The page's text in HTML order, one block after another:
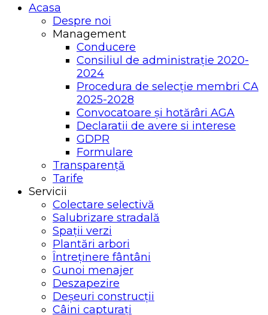
Acasa
Despre noi
Management
Conducere
Consiliul de administrație 2020-
2024
Procedura de selecție membri CA
2025-2028
Convocatoare și hotărâri AGA
Declaratii de avere si interese
GDPR
Formulare
Transparență
Tarife
Servicii
Colectare selectivă
Salubrizare stradală
Spații verzi
Plantări arbori
Întreținere fântâni
Gunoi menajer
Deszapezire
Deșeuri construcții
Câini capturați